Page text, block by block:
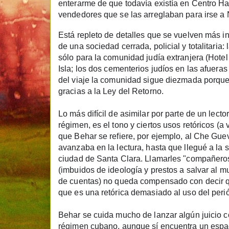
enterarme de que todavía existía en Centro
vendedores que se las arreglaban para irse a
Está repleto de detalles que se vuelven más
de una sociedad cerrada, policial y
sólo para la comunidad judía extranjera
Isla; los dos cementerios judíos en las
del viaje la comunidad sigue diezmada
gracias a la Ley del Retorno.
Lo más difícil de asimilar por parte de un
régimen, es el tono y ciertos usos retóricos
que Behar se refiere, por ejemplo, al Che
avanzaba en la lectura, hasta que llegué a la
ciudad de Santa Clara. Llamarles
(imbuidos de ideología y prestos a salvar al
de cuentas) no queda compensado con decir
que es una retórica demasiado al uso del
Behar se cuida mucho de lanzar algún juicio
régimen cubano, aunque sí encuentra un